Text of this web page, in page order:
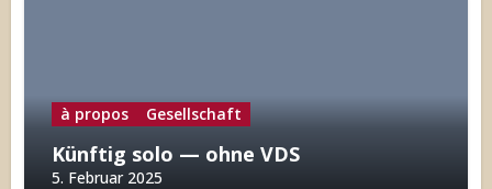
à propos Gesellschaft
Künftig solo — ohne VDS
5. Februar 2025